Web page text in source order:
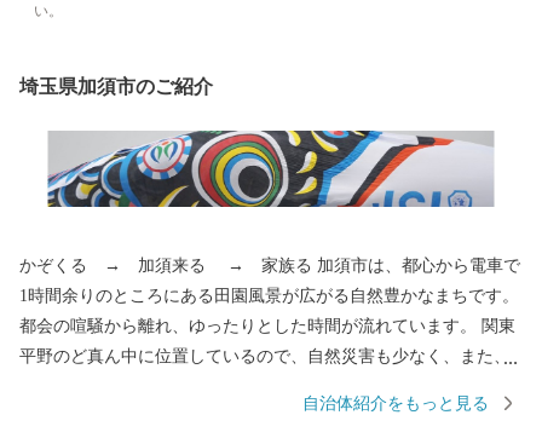
い。
埼玉県加須市のご紹介
かぞくる → 加須来る → 家族る 加須市は、都心から電車で
1時間余りのところにある田園風景が広がる自然豊かなまちです。
都会の喧騒から離れ、ゆったりとした時間が流れています。 関東
平野のど真ん中に位置しているので、自然災害も少なく、また、
自治体紹介をもっと見る